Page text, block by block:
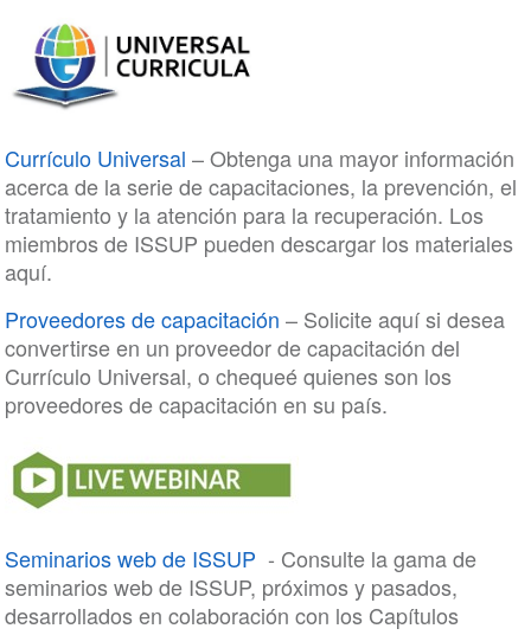
Currículo Universal – Obtenga una mayor información
acerca de la serie de capacitaciones, la prevención, el
tratamiento y la atención para la recuperación. Los
miembros de ISSUP pueden descargar los materiales
aquí.
Proveedores de capacitación – Solicite aquí si desea
convertirse en un proveedor de capacitación del
Currículo Universal, o chequeé quienes son los
proveedores de capacitación en su país.
Seminarios web de ISSUP - Consulte la gama de
seminarios web de ISSUP, próximos y pasados,
desarrollados en colaboración con los Capítulos